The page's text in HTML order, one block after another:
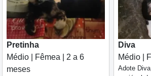
Pretinha
Médio | Fêmea | 2 a 6
meses
Diva
Médio |
Adote